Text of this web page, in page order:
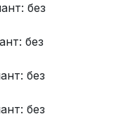
без
без
без
без